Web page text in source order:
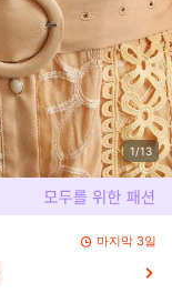
1/13
마지막 3일